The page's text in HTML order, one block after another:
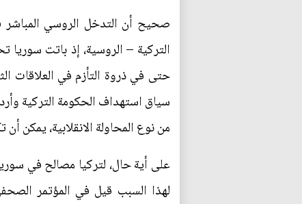
صحيح أن التدخل الروسي المباشر
التركية – الروسية، إذ باتت
حتى في ذروة التأزم في العلاقات
سياق استهداف الحكومة التركية
من نوع المحاولة الانقلابية، يمكن
على أية حال، لتركيا مصالح في
لهذا السبب قيل في المؤتمر